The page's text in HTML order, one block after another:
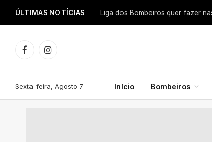
ÚLTIMAS NOTÍCIAS
FacebookInstagram
Sexta-feira, Agosto 7 Início Bombeiros